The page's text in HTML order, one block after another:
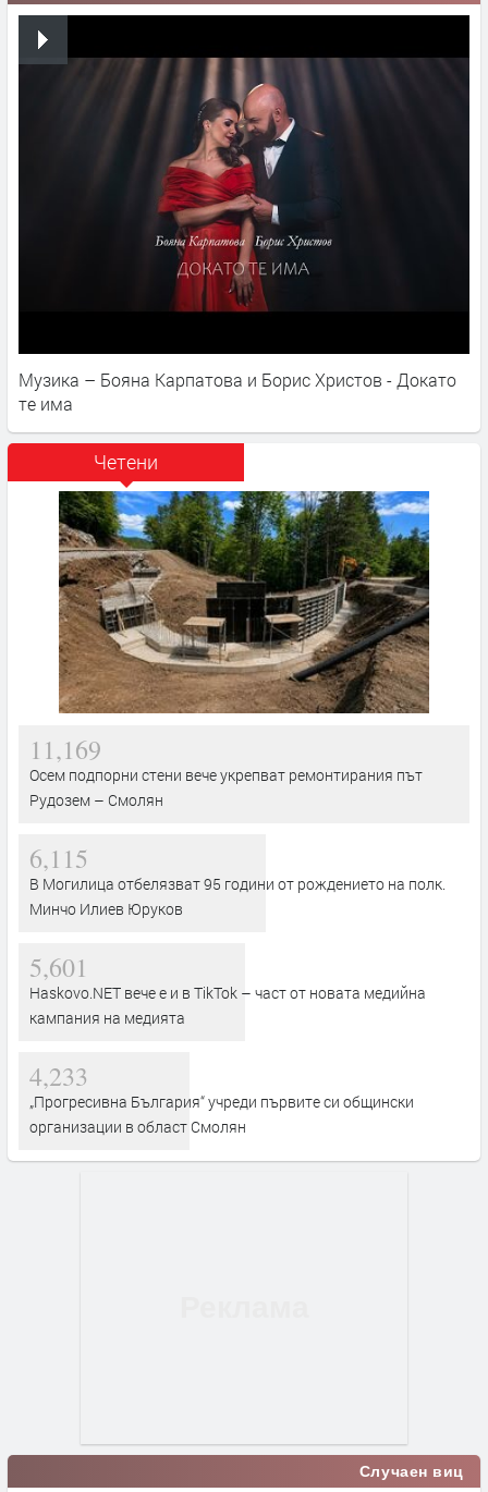
Музика – Бояна Карпатова и Борис Христов - Докато
те има
Четени
11,169
Осем подпорни стени вече укрепват ремонтирания път
Рудозем – Смолян
6,115
В Могилица отбелязват 95 години от рождението на полк.
Минчо Илиев Юруков
5,601
Haskovo.NET вече е и в TikTok – част от новата медийна
кампания на медията
4,233
„Прогресивна България“ учреди първите си общински
организации в област Смолян
Случаен виц